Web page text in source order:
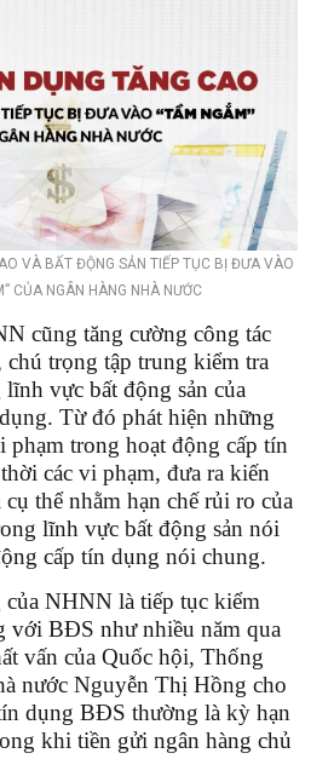
VÀ BẤT ĐỘNG SẢN TIẾP TỤC BỊ ĐƯA VÀO
CỦA NGÂN HÀNG NHÀ NƯỚC
cũng tăng cường công tác
chú trọng tập trung kiểm tra
vực bất động sản của
Từ đó phát hiện những
phạm trong hoạt động cấp tín
các vi phạm, đưa ra kiến
thể nhằm hạn chế rủi ro của
lĩnh vực bất động sản nói
cấp tín dụng nói chung.
NHNN là tiếp tục kiểm
với BĐS như nhiều năm qua
vấn của Quốc hội, Thống
nước Nguyễn Thị Hồng cho
dụng BĐS thường là kỳ hạn
khi tiền gửi ngân hàng chủ